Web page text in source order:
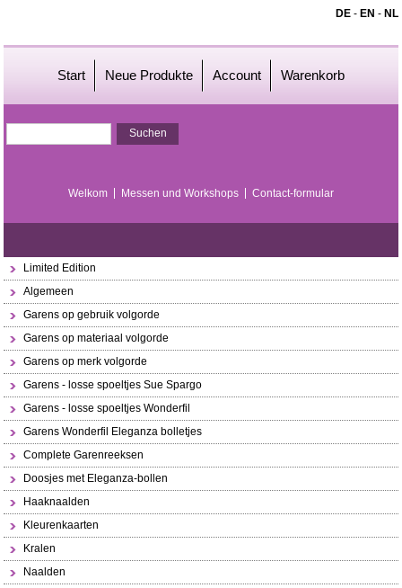
DE- EN - NL
Start Neue Produkte Account Warenkorb
Welkom Messen und Workshops Contact-formular
Limited Edition
Algemeen
Garens op gebruik volgorde
Garens op materiaal volgorde
Garens op merk volgorde
Garens - losse spoeltjes Sue Spargo
Garens - losse spoeltjes Wonderfil
Garens Wonderfil Eleganza bolletjes
Complete Garenreeksen
Doosjes met Eleganza-bollen
Haaknaalden
Kleurenkaarten
Kralen
Naalden